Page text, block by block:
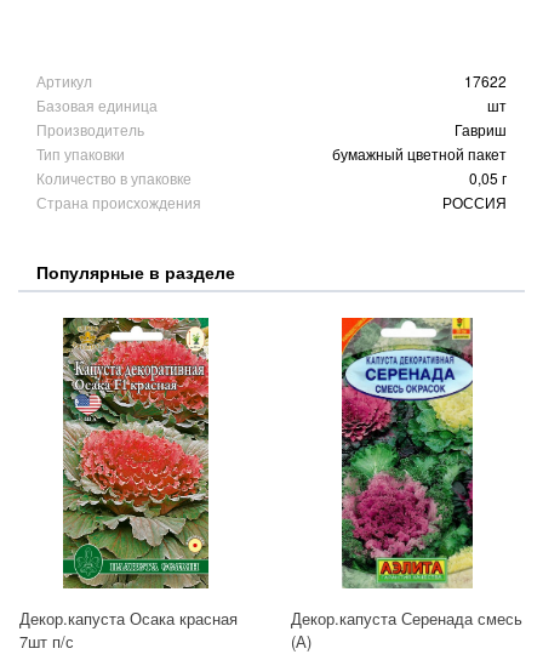
Артикул
17622
Базовая единица
шт
Производитель
Гавриш
Тип упаковки
бумажный цветной пакет
Количество в упаковке
0,05 г
Страна происхождения
РОССИЯ
Популярные в разделе
Декор.капуста Осака красная
7шт п/с
Декор.капуста Серенада смесь
(А)